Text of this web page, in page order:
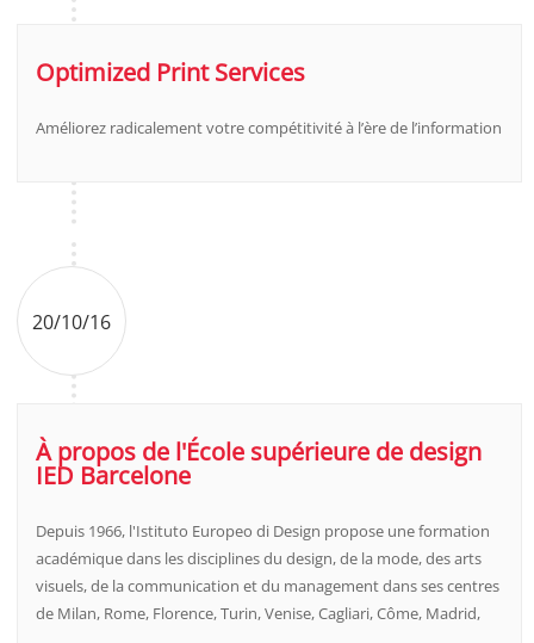
Optimized Print Services
Améliorez radicalement votre compétitivité à l’ère de l’information
20/10/16
À propos de l'École supérieure de design
IED Barcelone
Depuis 1966, l'Istituto Europeo di Design propose une formation
académique dans les disciplines du design, de la mode, des arts
visuels, de la communication et du management dans ses centres
de Milan, Rome, Florence, Turin, Venise, Cagliari, Côme, Madrid,